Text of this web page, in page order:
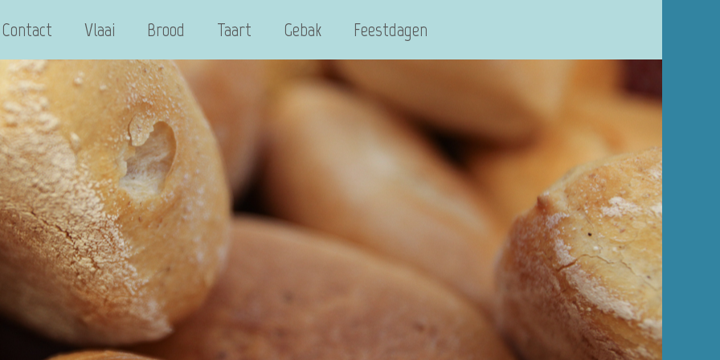
Contact Vlaai Brood Taart Gebak Feestdagen